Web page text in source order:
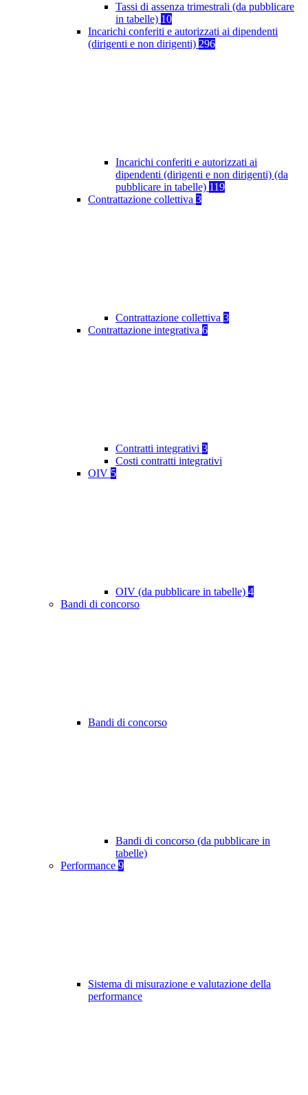
Tassi di assenza trimestrali (da pubblicare
in tabelle) 10
Incarichi conferiti e autorizzati ai dipendenti
(dirigenti e non dirigenti) 296
Incarichi conferiti e autorizzati ai
dipendenti (dirigenti e non dirigenti) (da
pubblicare in tabelle) 119
Contrattazione collettiva 3
Contrattazione collettiva 3
Contrattazione integrativa 6
Contratti integrativi 3
Costi contratti integrativi
OIV 5
OIV (da pubblicare in tabelle) 4
Bandi di concorso
Bandi di concorso
Bandi di concorso (da pubblicare in
tabelle)
Performance 9
Sistema di misurazione e valutazione della
performance